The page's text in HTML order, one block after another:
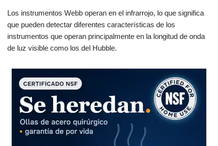
Los instrumentos Webb operan en el infrarrojo, lo que significa
que pueden detectar diferentes características de los
instrumentos que operan principalmente en la longitud de onda
de luz visible como los del Hubble.